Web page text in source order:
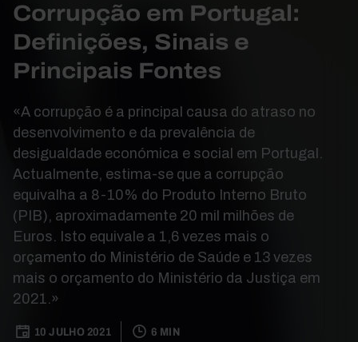
Corrupção em Portugal:
Definições, Sinais e
Principais Fontes
«A corrupção é a principal causa do atraso no
desenvolvimento e da prevalência de
desigualdade económica e social em Portugal.
Actualmente, estima-se que a corrupção
equivalha a 8-10% do Produto Interno Bruto
(PIB), aproximadamente 20 mil milhões de
Euros. Isto equivale a 1,6 vezes mais o
orçamento do Ministério de Saúde e 13 vezes
mais o orçamento do Ministério da Justiça em
2021.»
10 JULHO 2021 6 MIN